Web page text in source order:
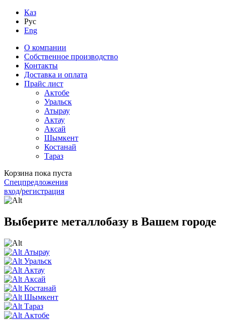
Каз
Рус
Eng
О компании
Собственное производство
Контакты
Доставка и оплата
Прайс лист
Актобе
Уральск
Атырау
Актау
Аксай
Шымкент
Костанай
Тараз
Корзина пока пуста
Спецпредложения
вход/регистрация
Выберите металлобазу в Вашем городе
Атырау
Уральск
Актау
Аксай
Костанай
Шымкент
Тараз
Актобе